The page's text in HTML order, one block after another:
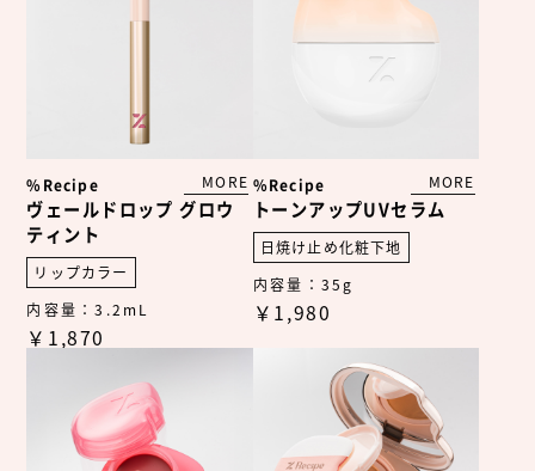
MORE
%Recipe
ヴェールドロップグロウ
ティント
リップカラー
内容量：3.2mL
￥1,870
MORE
%Recipe
トーンアップUVセラム
日焼け止め化粧下地
内容量：35g
￥1,980